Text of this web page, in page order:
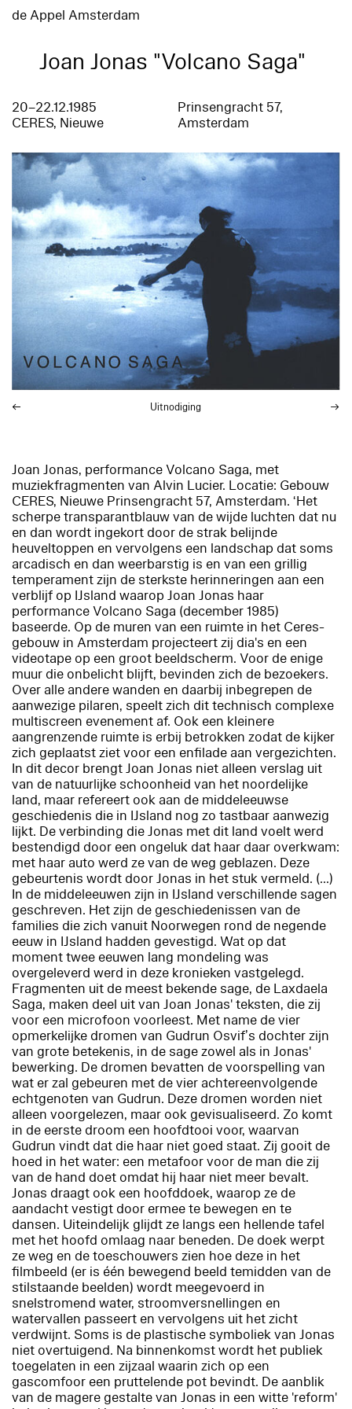
de Appel Amsterdam
Joan Jonas "Volcano Saga"
20–22.12.1985
CERES, Nieuwe
Prinsengracht 57,
Amsterdam
Uitnodiging
Joan Jonas, performanceVolcano Saga, met
muziekfragmenten van Alvin Lucier. Locatie: Gebouw
CERES, Nieuwe Prinsengracht 57, Amsterdam. ‘Het
scherpe transparantblauw van de wijde luchten dat nu
en dan wordt ingekort door de strak belijnde
heuveltoppen en vervolgens een landschap dat soms
arcadisch en dan weerbarstig is en van een grillig
temperament zijn de sterkste herinneringen aan een
verblijf op IJsland waarop Joan Jonas haar
performanceVolcano Saga (december 1985)
baseerde. Op de muren van een ruimte in het Ceres-
gebouw in Amsterdam projecteert zij dia's en een
videotape op een groot beeldscherm. Voor de enige
muur die onbelicht blijft, bevinden zich de bezoekers.
Over alle andere wanden en daarbij inbegrepen de
aanwezige pilaren, speelt zich dit technisch complexe
multiscreen evenement af. Ook een kleinere
aangrenzende ruimte is erbij betrokken zodat de kijker
zich geplaatst ziet voor een enfilade aan vergezichten.
In dit decor brengt Joan Jonas niet alleen verslag uit
van de natuurlijke schoonheid van het noordelijke
land, maar refereert ook aan de middeleeuwse
geschiedenis die in IJsland nog zo tastbaar aanwezig
lijkt. De verbinding die Jonas met dit land voelt werd
bestendigd door een ongeluk dat haar daar overkwam:
met haar auto werd ze van de weg geblazen. Deze
gebeurtenis wordt door Jonas in het stuk vermeld. (...)
In de middeleeuwen zijn in IJsland verschillende sagen
geschreven. Het zijn de geschiedenissen van de
families die zich vanuit Noorwegen rond de negende
eeuw in IJsland hadden gevestigd. Wat op dat
moment twee eeuwen lang mondeling was
overgeleverd werd in deze kronieken vastgelegd.
Fragmenten uit de meest bekende sage, de Laxdaela
Saga, maken deel uit van Joan Jonas' teksten, die zij
voor een microfoon voorleest. Met name de vier
opmerkelijke dromen van Gudrun Osvif’s dochter zijn
van grote betekenis, in de sage zowel als in Jonas'
bewerking. De dromen bevatten de voorspelling van
wat er zal gebeuren met de vier achtereenvolgende
echtgenoten van Gudrun. Deze dromen worden niet
alleen voorgelezen, maar ook gevisualiseerd. Zo komt
in de eerste droom een hoofdtooi voor, waarvan
Gudrun vindt dat die haar niet goed staat. Zij gooit de
hoed in het water: een metafoor voor de man die zij
van de hand doet omdat hij haar niet meer bevalt.
Jonas draagt ook een hoofddoek, waarop ze de
aandacht vestigt door ermee te bewegen en te
dansen. Uiteindelijk glijdt ze langs een hellende tafel
met het hoofd omlaag naar beneden. De doek werpt
ze weg en de toeschouwers zien hoe deze in het
filmbeeld (er is één bewegend beeld temidden van de
stilstaande beelden) wordt meegevoerd in
snelstromend water, stroomversnellingen en
watervallen passeert en vervolgens uit het zicht
verdwijnt. Soms is de plastische symboliek van Jonas
niet overtuigend. Na binnenkomst wordt het publiek
toegelaten in een zijzaal waarin zich op een
gascomfoor een pruttelende pot bevindt. De aanblik
van de magere gestalte van Jonas in een witte 'reform'